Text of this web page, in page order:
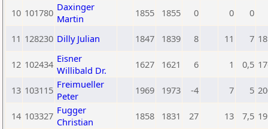
10 101780 Daxinger
Martin
1855 1855 0 0 0
11 128230 Dilly Julian 1847 1839 8 11 7
12 102434 Eisner
Willibald Dr.
1627 1621 6 1 0,5
13 103115 Freimueller
Peter
1969 1973 -4 7 5
14 103327 Fugger
Christian
1858 1831 27 13 7,5